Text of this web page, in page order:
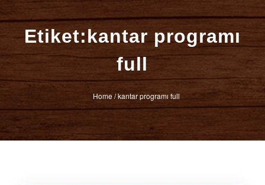
Etiket:kantar programı
full
Home/kantar programı full